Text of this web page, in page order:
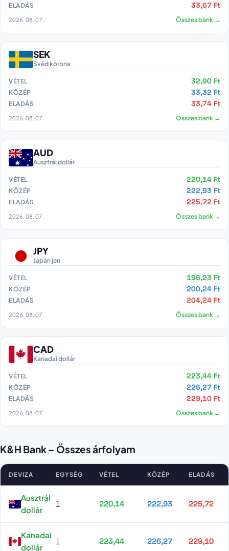
ELADÁS 33,67 Ft
2026. 08. 07. Összes bank →
SEK
Svéd korona
VÉTEL 32,90 Ft
KÖZÉP 33,32 Ft
ELADÁS 33,74 Ft
2026. 08. 07. Összes bank →
AUD
Ausztrál dollár
VÉTEL 220,14 Ft
KÖZÉP 222,93 Ft
ELADÁS 225,72 Ft
2026. 08. 07. Összes bank →
JPY
Japán jen
VÉTEL 196,23 Ft
KÖZÉP 200,24 Ft
ELADÁS 204,24 Ft
2026. 08. 07. Összes bank →
CAD
Kanadai dollár
VÉTEL 223,44 Ft
KÖZÉP 226,27 Ft
ELADÁS 229,10 Ft
2026. 08. 07. Összes bank →
K&H Bank – Összes árfolyam
DEVIZA EGYSÉG VÉTEL KÖZÉP ELADÁS
Ausztrál
dollár
1 220,14 222,93 225,72
Kanadai
dollár
1 223,44 226,27 229,10